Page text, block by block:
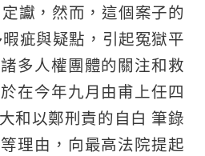
讞，然而，這個案子的
疵與疑點，引起冤獄平
多人權團體的關注和救
在今年九月由甫上任四
和以鄭刑責的自白 筆錄
理由，向最高法院提起